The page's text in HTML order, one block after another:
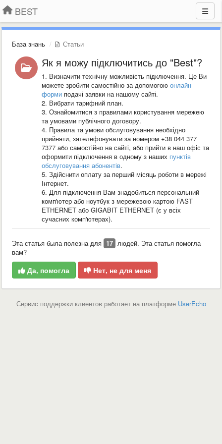
BEST
База знань Статьи
Як я можу підключитись до "Best"?
1. Визначити технічну можливість підключення. Це Ви
можете зробити самостійно за допомогою онлайн
формиподачі заявки на нашому сайті.
2. Вибрати тарифний план.
3. Ознайомитися з правилами користування мережею
та умовами публічного договору.
4. Правила та умови обслуговування необхідно
прийняти, зателефонувати за номером +38 044 377
7377 або самостійно на сайті, або прийти в наш офіс та
оформити підключення в одному з наших пунктів
обслуговування абонентів.
5. Здійснити оплату за перший місяць роботи в мережі
Інтернет.
6. Для підключення Вам знадобиться персональний
комп'ютер або ноутбук з мережевою картою FAST
ETHERNET або GIGABIT ETHERNET (є у всіх
сучасних комп'ютерах).
Эта статья была полезна для 17 людей. Эта статья помогла
вам?
Да, помогла Нет, не для меня
Сервис поддержки клиентов работает на платформе UserEcho